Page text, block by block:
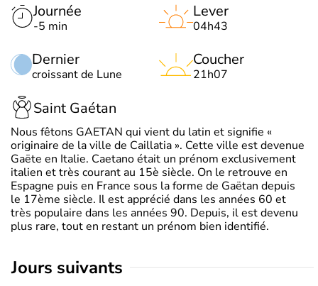
Journée
-5 min
Dernier
croissant de Lune
Lever
04h43
Coucher
21h07
Saint Gaétan
Nous fêtons GAETAN qui vient du latin et signifie «
originaire de la ville de Caillatia ». Cette ville est devenue
Gaëte en Italie. Caetano était un prénom exclusivement
italien et très courant au 15è siècle. On le retrouve en
Espagne puis en France sous la forme de Gaëtan depuis
le 17ème siècle. Il est apprécié dans les années 60 et
très populaire dans les années 90. Depuis, il est devenu
plus rare, tout en restant un prénom bien identifié.
jours suivants